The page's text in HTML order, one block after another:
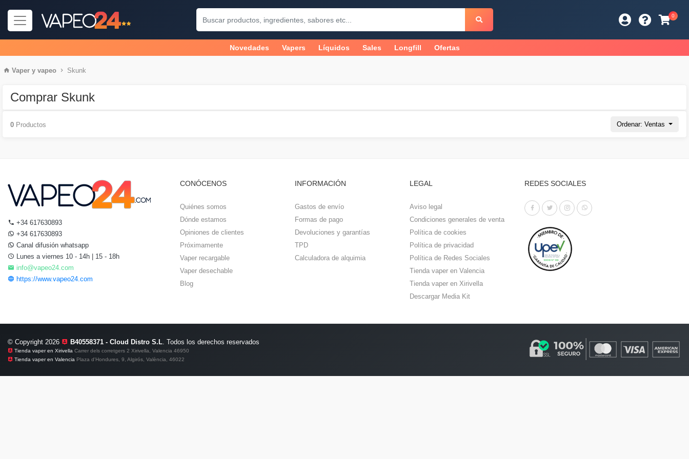
0
Novedades Vapers Líquidos Sales Longfill Ofertas
Vaper y vapeo Skunk
Comprar Skunk
Ordenar: Ventas
0 Productos
+34 617630893
+34 617630893
Canal difusión whatsapp
Lunes a viernes 10 - 14h | 15 - 18h
info@vapeo24.com
https://www.vapeo24.com
CONÓCENOS
Quiénes somos
Dónde estamos
Opiniones de clientes
Próximamente
Vaper recargable
Vaper desechable
Blog
INFORMACIÓN
Gastos de envío
Formas de pago
Devoluciones y garantías
TPD
Calculadora de alquimia
LEGAL
Aviso legal
Condiciones generales de venta
Política de cookies
Política de privacidad
Política de Redes Sociales
Tienda vaper en Valencia
Tienda vaper en Xirivella
Descargar Media Kit
REDES SOCIALES
© Copyright 2026 B40558371 - Cloud Distro S.L. Todos los derechos reservados
Tienda vaper en Xirivella Carrer dels corretgers 2 Xirivella, Valencia 46950
Tienda vaper en Valencia Plaza d'Hondures, 9, Algirós, València, 46022